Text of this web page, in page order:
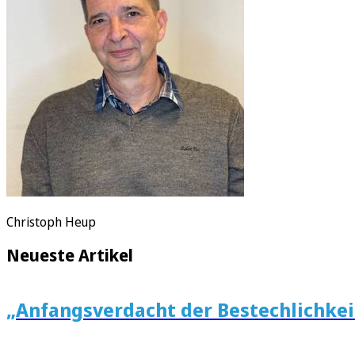
Christoph Heup
Neueste Artikel
„Anfangsverdacht der